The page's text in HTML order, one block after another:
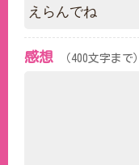
感想 （400文字まで）